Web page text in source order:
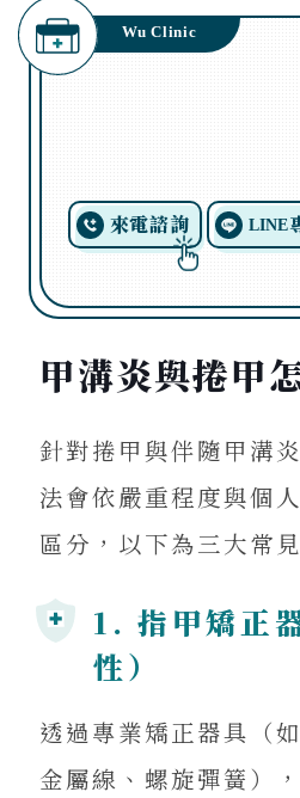
來電諮詢 LINE
Wu Clinic
甲溝炎與捲甲
針對捲甲與伴隨甲溝
法會依嚴重程度與個
區分，以下為三大常
1. 指甲矯正
性）
透過專業矯正器具（
金屬線、螺旋彈簧）